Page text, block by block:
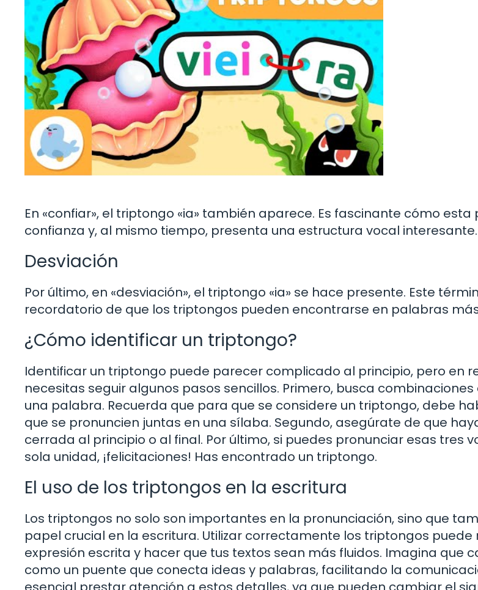
En «confiar», el triptongo «ia» también aparece. Es fascinante cómo
confianza y, al mismo tiempo, presenta una estructura vocal interesante.
Desviación
Por último, en «desviación», el triptongo «ia» se hace presente. Este
recordatorio de que los triptongos pueden encontrarse en palabras
¿Cómo identificar un triptongo?
Identificar un triptongo puede parecer complicado al principio, pero en
necesitas seguir algunos pasos sencillos. Primero, busca
una palabra. Recuerda que para que se considere un triptongo, debe
que se pronuncien juntas en una sílaba. Segundo, asegúrate de que
cerrada al principio o al final. Por último, si puedes pronunciar esas tres
sola unidad, ¡felicitaciones! Has encontrado un triptongo.
El uso de los triptongos en la escritura
Los triptongos no solo son importantes en la pronunciación, sino que
papel crucial en la escritura. Utilizar correctamente los triptongos puede
expresión escrita y hacer que tus textos sean más fluidos. Imagina que
como un puente que conecta ideas y palabras, facilitando la